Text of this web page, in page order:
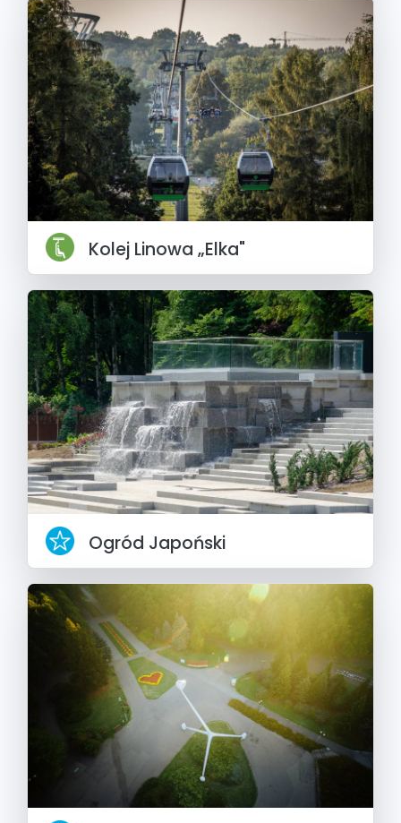
Kolej Linowa „Elka"
Ogród Japoński